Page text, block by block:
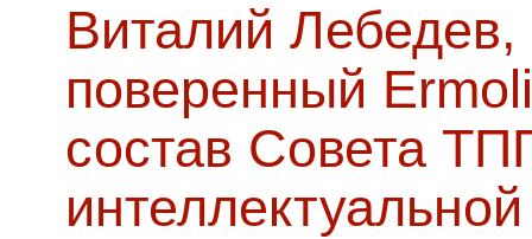
Виталий Лебедев,
поверенный
состав Совета